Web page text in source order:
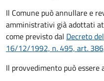
Il Comune può annullare e
amministrativi già adottati
come previsto dal Decreto
16/12/1992, n. 495, art.
Il provvedimento può essere